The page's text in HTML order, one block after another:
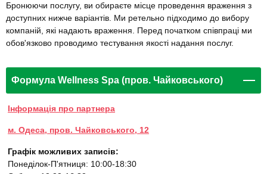
Бронюючи послугу, ви обираєте місце проведення враження з
доступних нижче варіантів. Ми ретельно підходимо до вибору
компаній, які надають враження. Перед початком співпраці ми
обов'язково проводимо тестування якості надання послуг.
Формула Wellness Spa (пров. Чайковського)
Інформація про партнера
м. Одеса, пров. Чайковського, 12
Графік можливих записів:
Понеділок-П'ятниця: 10:00-18:30